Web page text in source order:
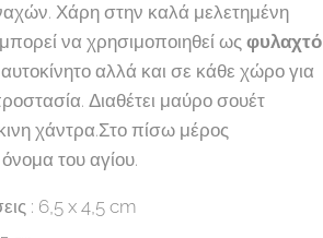
Χάρη στην καλά μελετημένη
να χρησιμοποιηθεί ωςφυλαχτό
αυτοκίνητο αλλά και σε κάθε χώρο για
Διαθέτει μαύρο σουέτ
χάντρα.Στο πίσω μέρος
του αγίου.
: 6,5 x 4,5 cm